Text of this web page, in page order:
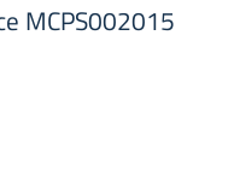
MCPS002015